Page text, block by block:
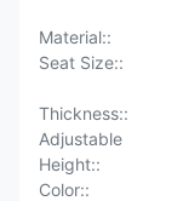
Material::
Seat Size::
Thickness::
Adjustable
Height::
Color::